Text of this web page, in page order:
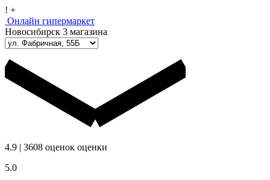
! +
Онлайн гипермаркет
Новосибирск 3 магазина
4.9 | 3608 оценок оценки
5.0